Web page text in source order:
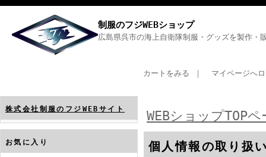
制服のフジWEBショップ
広島県呉市の海上自衛隊制服・グッズを製作・
カートをみる ｜ マイページへ
株式会社制服のフジWEBサイト
お気に入り
WEBショップTOP
個人情報の取り扱